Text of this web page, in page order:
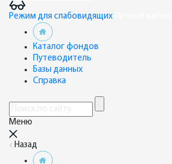
Режим для слабовидящих
Каталог фондов
Путеводитель
Базы данных
Справка
Меню
Назад